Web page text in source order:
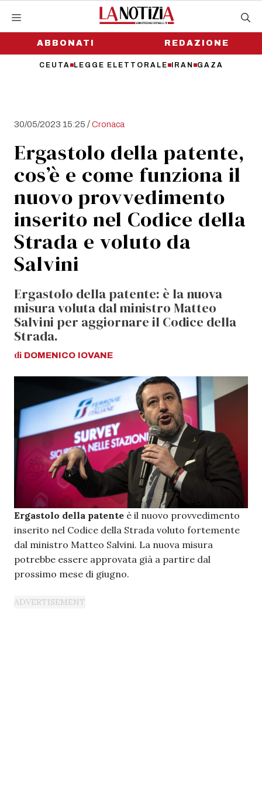
contenutoABBONATI
CEUTA LEGGE ELETTORALE IRAN GAZA
REDAZIONE
30/05/2023 15:25 /Cronaca
Ergastolo della patente,
cos’è e come funziona il
nuovo provvedimento
inserito nel Codice della
Strada e voluto da
Salvini
Ergastolo della patente: è la nuova
misura voluta dal ministro Matteo
Salvini per aggiornare il Codice della
Strada.
di DOMENICO IOVANE
Ergastolo della patente è il nuovo provvedimento
inserito nel Codice della Strada voluto fortemente
dal ministro Matteo Salvini. La nuova misura
potrebbe essere approvata già a partire dal
prossimo mese di giugno.